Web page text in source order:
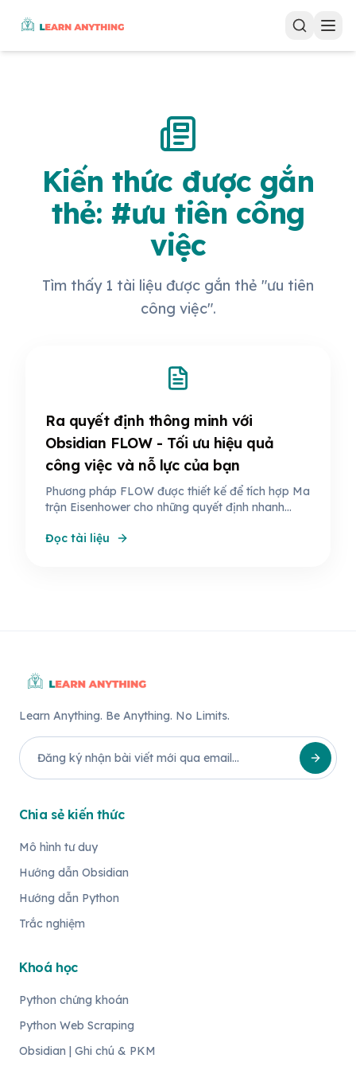
Kiến thức được gắn
thẻ: #ưu tiên công
việc
Tìm thấy 1 tài liệu được gắn thẻ "ưu tiên
công việc".
Ra quyết định thông minh với
Obsidian FLOW - Tối ưu hiệu quả
công việc và nỗ lực của bạn
Phương pháp FLOW được thiết kế để tích hợp Ma
trận Eisenhower cho những quyết định nhanh
(khi cần) thông qua thông tin ghi chú.
Đọc tài liệu
Learn Anything. Be Anything. No Limits.
Chia sẻ kiến thức
Mô hình tư duy
Hướng dẫn Obsidian
Hướng dẫn Python
Trắc nghiệm
Khoá học
Python chứng khoán
Python Web Scraping
Obsidian | Ghi chú & PKM